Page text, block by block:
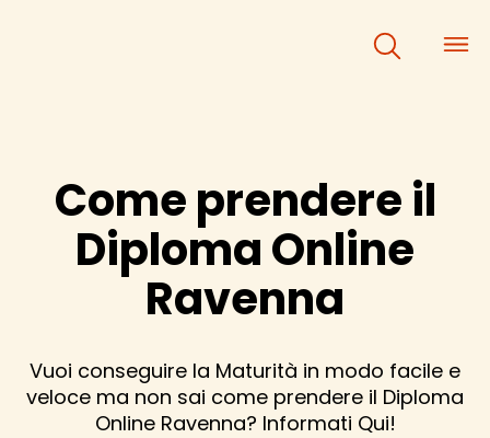
×
×
Come prendere il
Diploma Online
Ravenna
Vuoi conseguire la Maturità in modo facile e
veloce ma non sai come prendere il Diploma
Online Ravenna? Informati Qui!